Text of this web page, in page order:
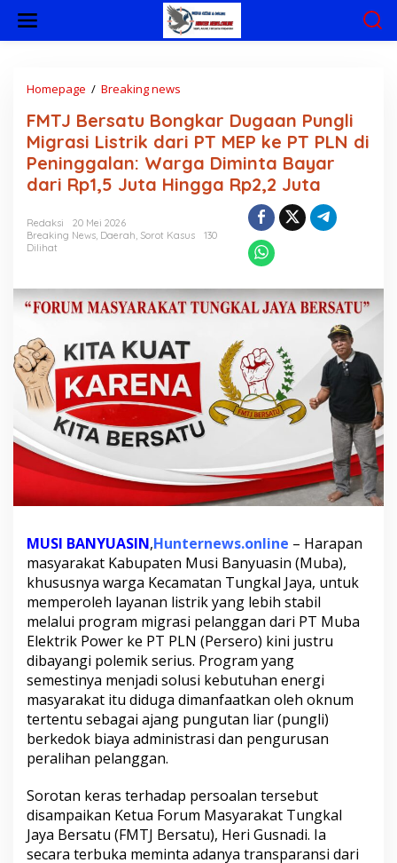
w
Homepage / Breaking news
T
J
B
e
r
t
n
g
a
r
D
u
g
a
a
P
u
n
M
i
g
r
a
s
i
L
i
t
r
d
r
i
P
FMTJ Bersatu Bongkar Dugaan Pungli
Migrasi Listrik dari PT MEP ke PT PLN di
Peninggalan: Warga Diminta Bayar
dari Rp1,5 Juta Hingga Rp2,2 Juta
Redaksi
20 Mei 2026
Breaking News, Daerah, Sorot Kasus
130
Dilihat
MUSI BANYUASIN,Hunternews.online – Harapan
masyarakat Kabupaten Musi Banyuasin (Muba),
khususnya warga Kecamatan Tungkal Jaya, untuk
memperoleh layanan listrik yang lebih stabil
melalui program migrasi pelanggan dari PT Muba
Elektrik Power ke PT PLN (Persero) kini justru
dibayangi polemik serius. Program yang
semestinya menjadi solusi kebutuhan energi
masyarakat itu diduga dimanfaatkan oleh oknum
tertentu sebagai ajang pungutan liar (pungli)
berkedok biaya administrasi dan pengurusan
peralihan pelanggan.
Sorotan keras terhadap persoalan tersebut
disampaikan Ketua Forum Masyarakat Tungkal
Jaya Bersatu (FMTJ Bersatu), Heri Gusnadi. Ia
secara terbuka meminta adanya transparansi dari